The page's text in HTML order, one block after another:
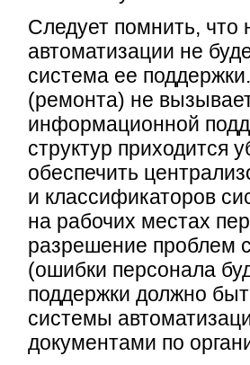
Следует помнить, что
автоматизации не
система ее
(ремонта) не
информационной
структур
обеспечить
и классификаторов
на рабочих местах
разрешение проблем
(ошибки персонала
поддержки должно
системы
документами по